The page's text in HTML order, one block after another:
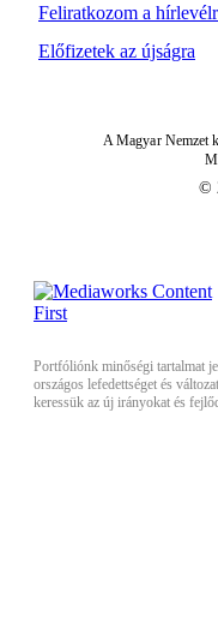
Feliratkozom a
Előfizetek az újságra
A Magyar Nemzet
©
Portfóliónk minőségi tartalmat
országos lefedettséget és
keressük az új irányokat és